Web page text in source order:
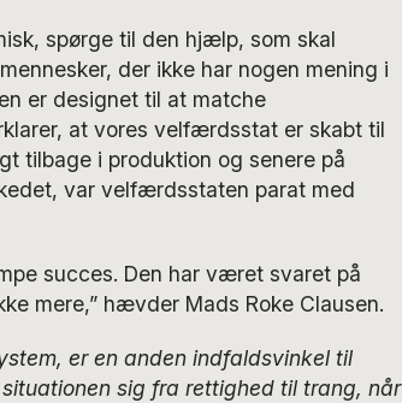
spørge til den hjælp, som skal
der ikke har nogen mening i
er designet til at matche
at vores velfærdsstat er skabt til
tilbage i produktion og senere på
var velfærdsstaten parat med
succes. Den har været svaret på
mere,” hævder Mads Roke Clausen.
er en anden indfaldsvinkel til
sig fra rettighed til trang, når